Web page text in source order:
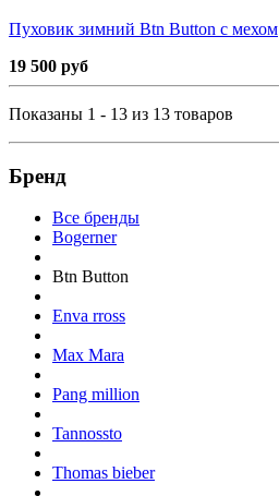
Пуховик зимний Btn Button с мехом
19 500 руб
Показаны 1 - 13 из 13 товаров
Бренд
Все бренды
Bogerner
Btn Button
Enva rross
Max Mara
Pang million
Tannossto
Thomas bieber